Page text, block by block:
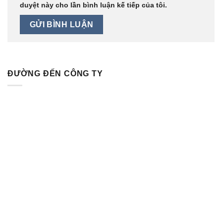
duyệt này cho lần bình luận kế tiếp của tôi.
ĐƯỜNG ĐẾN CÔNG TY